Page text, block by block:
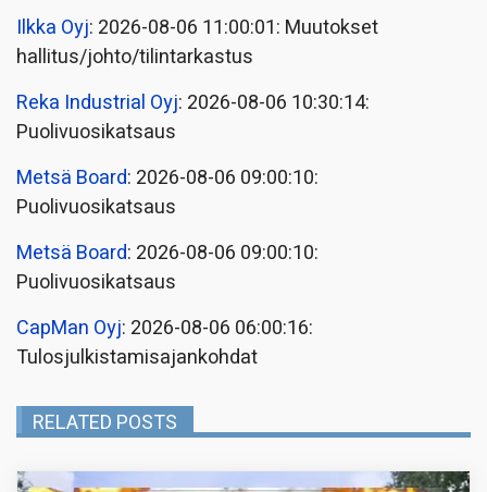
Ilkka Oyj: 2026-08-06 11:00:01: Muutokset
hallitus/johto/tilintarkastus
Reka Industrial Oyj: 2026-08-06 10:30:14:
Puolivuosikatsaus
Metsä Board: 2026-08-06 09:00:10:
Puolivuosikatsaus
Metsä Board: 2026-08-06 09:00:10:
Puolivuosikatsaus
CapMan Oyj: 2026-08-06 06:00:16:
Tulosjulkistamisajankohdat
RELATED POSTS